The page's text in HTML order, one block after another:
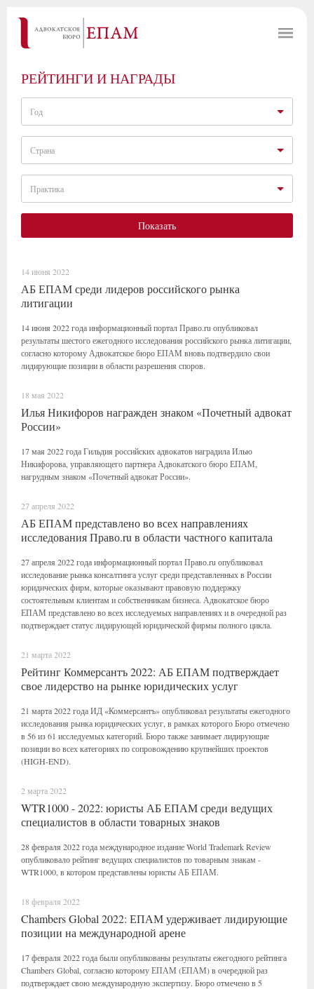
РЕЙТИНГИ И НАГРАДЫ
Год
Страна
Практика
Показать
14 июня 2022
АБ ЕПАМ среди лидеров российского рынка
литигации
14 июня 2022 года информационный портал Право.ru опубликовал
результаты шестого ежегодного исследования российского рынка литигации,
согласно которому Адвокатское бюро ЕПАМ вновь подтвердило свои
лидирующие позиции в области разрешения споров.
18 мая 2022
Илья Никифоров награжден знаком «Почетный адвокат
России»
17 мая 2022 года Гильдия российских адвокатов наградила Илью
Никифорова, управляющего партнера Адвокатского бюро ЕПАМ,
нагрудным знаком «Почетный адвокат России».
27 апреля 2022
АБ ЕПАМ представлено во всех направлениях
исследования Право.ru в области частного капитала
27 апреля 2022 года информационный портал Право.ru опубликовал
исследование рынка консалтинга услуг среди представленных в России
юридических фирм, которые оказывают правовую поддержку
состоятельным клиентам и собственникам бизнеса. Адвокатское бюро
ЕПАМ представлено во всех исследуемых направлениях и в очередной раз
подтверждает статус лидирующей юридической фирмы полного цикла.
21 марта 2022
Рейтинг Коммерсантъ 2022: АБ ЕПАМ подтверждает
свое лидерство на рынке юридических услуг
21 марта 2022 года ИД «Коммерсантъ» опубликовал результаты ежегодного
исследования рынка юридических услуг, в рамках которого Бюро отмечено
в 56 из 61 исследуемых категорий. Бюро также занимает лидирующие
позиции во всех категориях по сопровождению крупнейших проектов
(HIGH-END).
2 марта 2022
WTR1000 - 2022: юристы АБ ЕПАМ среди ведущих
специалистов в области товарных знаков
28 февраля 2022 года международное издание World Trademark Review
опубликовало рейтинг ведущих специалистов по товарным знакам -
WTR1000, в котором представлены юристы АБ ЕПАМ.
18 февраля 2022
Chambers Global 2022: ЕПАМ удерживает лидирующие
позиции на международной арене
17 февраля 2022 года были опубликованы результаты ежегодного рейтинга
Chambers Global, согласно которому ЕПАМ (ЕПАМ) в очередной раз
подтверждает свою международную экспертизу. Бюро отмечено в 5